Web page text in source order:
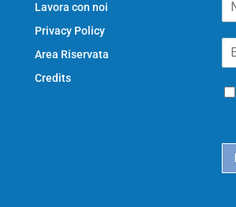
Lavora con noi
Privacy Policy
Area Riservata
Credits
o
em
P